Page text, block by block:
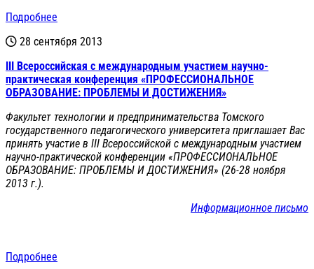
Подробнее
28 сентября 2013
III Всероссийская с международным участием научно-
практическая конференция «ПРОФЕССИОНАЛЬНОЕ
ОБРАЗОВАНИЕ: ПРОБЛЕМЫ И ДОСТИЖЕНИЯ»
Факультет технологии и предпринимательства Томского
государственного педагогического университета приглашает Вас
принять участие в III Всероссийской с международным участием
научно-практической конференции «ПРОФЕССИОНАЛЬНОЕ
ОБРАЗОВАНИЕ: ПРОБЛЕМЫ И ДОСТИЖЕНИЯ» (26-28 ноября
2013 г.).
Информационное письмо
Подробнее